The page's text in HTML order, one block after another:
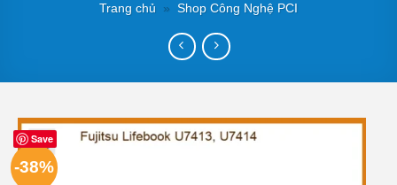
Trang chủ » Shop Công Nghệ PCI
Save
-38%